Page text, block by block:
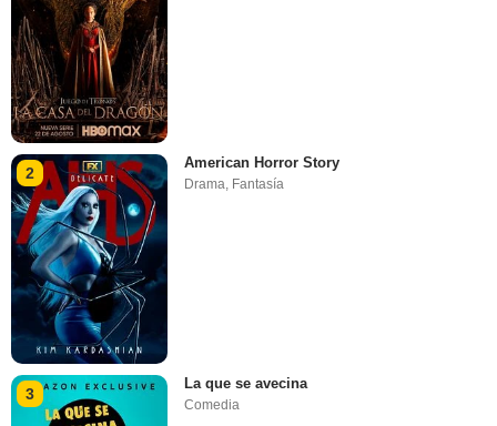
2
American Horror Story
Drama, Fantasía
3
La que se avecina
Comedia